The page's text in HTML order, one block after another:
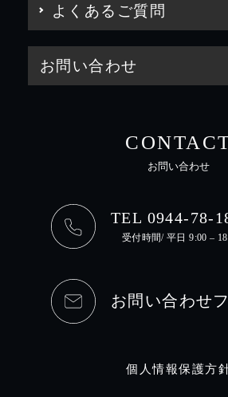
よくあるご質問
お問い合わせ
お問い合わせ
TEL 0944-78-
受付時間/ 平日 9:00 –
お問い合わせ
個人情報保護方